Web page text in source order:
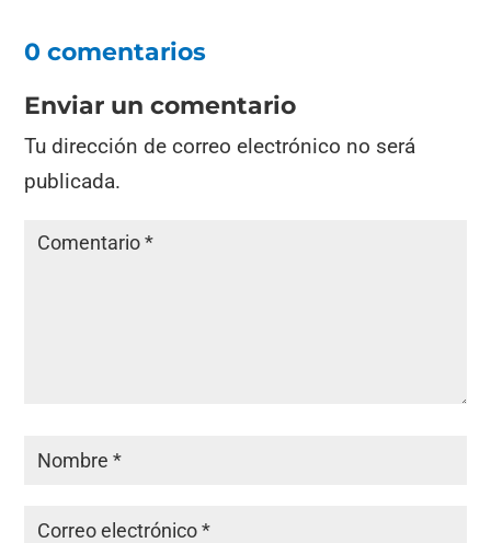
0 comentarios
Enviar un comentario
Tu dirección de correo electrónico no será
publicada.